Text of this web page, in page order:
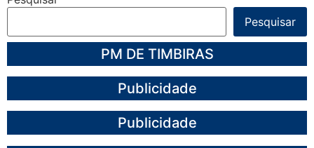
Pesquisar
PM DE TIMBIRAS
Publicidade
Publicidade